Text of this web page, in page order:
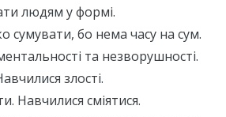
людям у формі.
сумувати, бо нема часу на сум.
та незворушності.
злості.
Навчилися сміятися.